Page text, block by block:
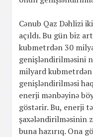
Cənub Qaz Dəhlizi
açıldı. Bu gün biz
kubmetrdən 30
genişləndirilməsini
milyard
genişləndirilməsi
enerji mənbəyinə
göstərir. Bu, enerji
şaxələndirilməsinin
buna hazırıq. Ona